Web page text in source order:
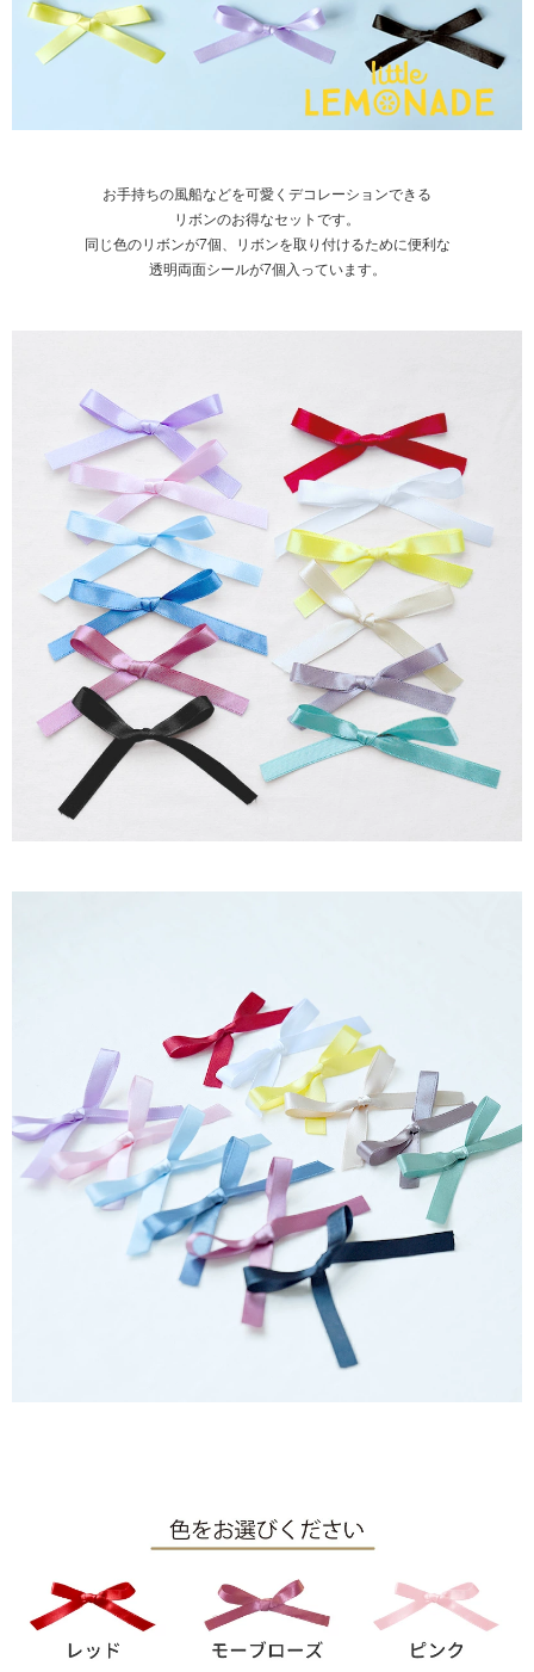
お手持ちの風船などを可愛くデコレーションできる
リボンのお得なセットです。
同じ色のリボンが7個、リボンを取り付けるために便利な
透明両面シールが7個入っています。